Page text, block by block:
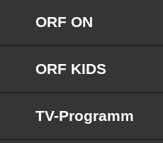
ORF ON
ORF KIDS
TV-Programm